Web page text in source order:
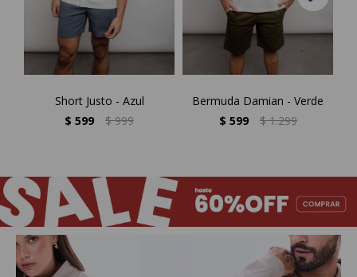
Short Justo - Azul
$ 599 $ 999
Bermuda Damian - Verde
$ 599 $ 1.299